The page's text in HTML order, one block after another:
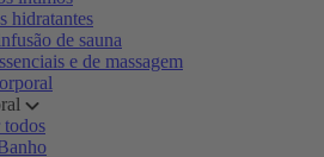
hidratantes
de sauna
e de massagem
todos